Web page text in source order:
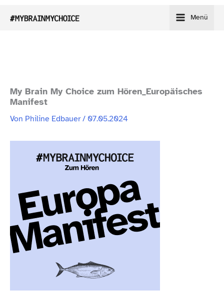
Inhalt
Menü
My Brain My Choice zum Hören_​Europäisches
Manifest
Von Philine Edbauer/ 07.05.2024